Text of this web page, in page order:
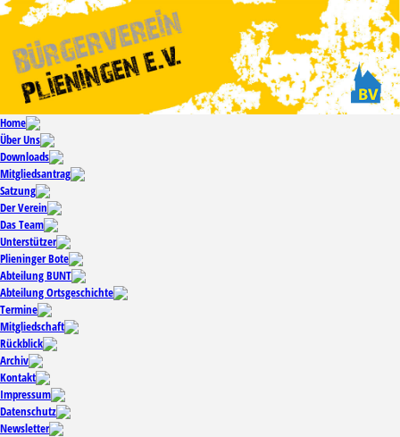
Home
Über Uns
Downloads
Mitgliedsantrag
Satzung
Der Verein
Das Team
Unterstützer
Plieninger Bote
Abteilung BUNT
Abteilung Ortsgeschichte
Termine
Mitgliedschaft
Rückblick
Archiv
Kontakt
Impressum
Datenschutz
Newsletter